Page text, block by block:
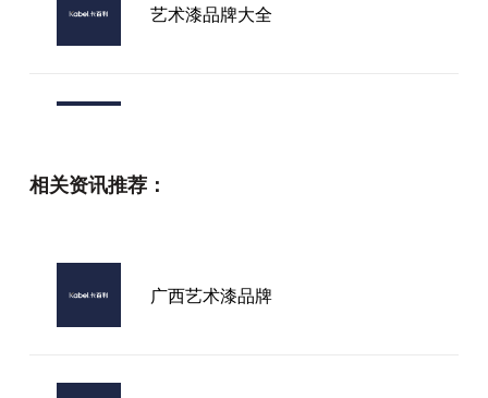
艺术漆品牌大全
相关资讯推荐：
广西艺术漆品牌